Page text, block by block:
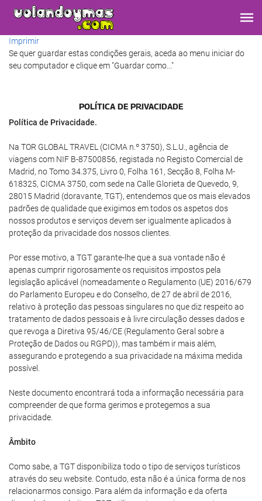
Imprimir
Se quer guardar estas condições gerais, aceda ao menu iniciar do
seu computador e clique em "Guardar como..."
POLÍTICA DE PRIVACIDADE
Política de Privacidade.
Na TOR GLOBAL TRAVEL (CICMA n.º 3750), S.L.U., agência de
viagens com NIF B-87500856, registada no Registo Comercial de
Madrid, no Tomo 34.375, Livro 0, Folha 161, Secção 8, Folha M-
618325, CICMA 3750, com sede na Calle Glorieta de Quevedo, 9,
28015 Madrid (doravante, TGT), entendemos que os mais elevados
padrões de qualidade que exigimos em todos os aspetos dos
nossos produtos e serviços devem ser igualmente aplicados à
proteção da privacidade dos nossos clientes.
Por esse motivo, a TGT garante-lhe que a sua vontade não é
apenas cumprir rigorosamente os requisitos impostos pela
legislação aplicável (nomeadamente o Regulamento (UE) 2016/679
do Parlamento Europeu e do Conselho, de 27 de abril de 2016,
relativo à proteção das pessoas singulares no que diz respeito ao
tratamento de dados pessoais e à livre circulação desses dados e
que revoga a Diretiva 95/46/CE (Regulamento Geral sobre a
Proteção de Dados ou RGPD)), mas também ir mais além,
assegurando e protegendo a sua privacidade na máxima medida
possível.
Neste documento encontrará toda a informação necessária para
compreender de que forma gerimos e protegemos a sua
privacidade.
Âmbito
Como sabe, a TGT disponibiliza todo o tipo de serviços turísticos
através do seu website. Contudo, esta não é a única forma de nos
relacionarmos consigo. Para além da informação e da oferta